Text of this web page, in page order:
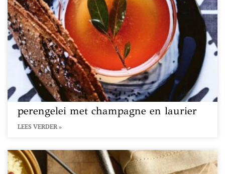
perengelei met champagne en laurier
LEES VERDER »